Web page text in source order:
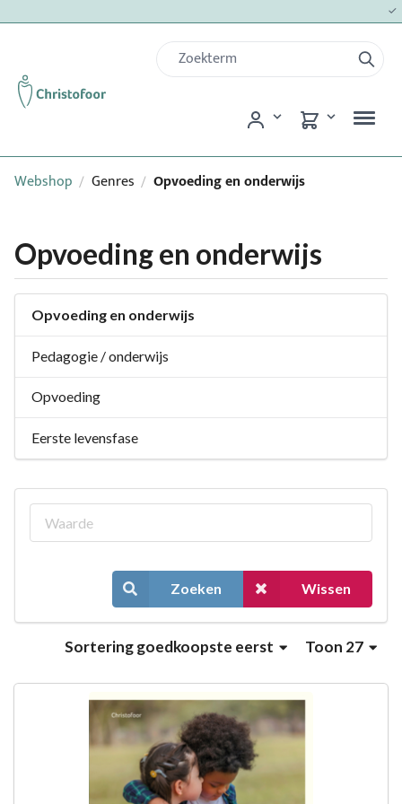
✓
Webshop / Genres / Opvoeding en onderwijs
Opvoeding en onderwijs
Opvoeding en onderwijs
Pedagogie / onderwijs
Opvoeding
Eerste levensfase
Zoeken Wissen
Toon 27
Sorteringgoedkoopste eerst